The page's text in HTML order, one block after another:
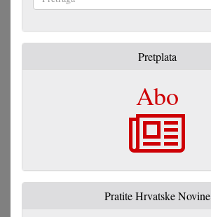
Pretplata
Abo
Pratite Hrvatske Novine